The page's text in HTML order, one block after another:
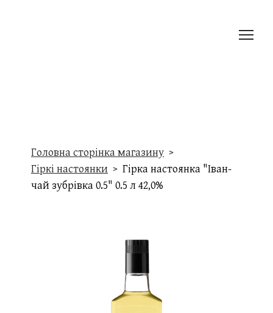
Головна сторінка магазину
Гіркі настоянки
Гірка настоянка "Іван-
чай зубрівка 0.5" 0.5 л 42,0%